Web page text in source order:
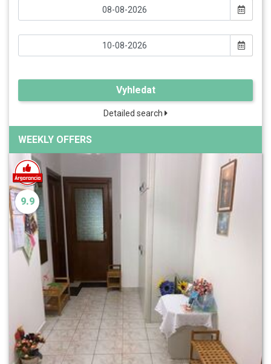
Vyhledat
Detailed search
WEEKLY OFFERS
9.9